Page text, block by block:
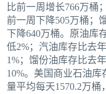
比前一周增长766万桶
前一周下降505万桶；
下降640万桶。原油库
低2%；汽油库存比去
1%；馏份油库存比去
10%。美国商业石油
量平均每天1570.2万